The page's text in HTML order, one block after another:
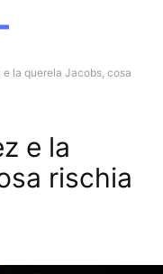
la querela Jacobs, cosa
e la
rischia